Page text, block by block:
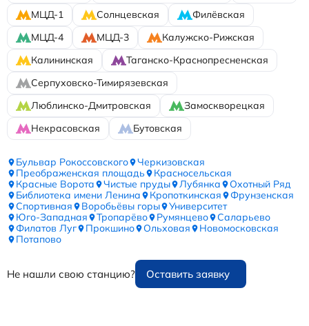
МЦД-1
Солнцевская
Филёвская
МЦД-4
МЦД-3
Калужско-Рижская
Калининская
Таганско-Краснопресненская
Серпуховско-Тимирязевская
Люблинско-Дмитровская
Замоскворецкая
Некрасовская
Бутовская
Бульвар Рокоссовского
Черкизовская
Преображенская площадь
Красносельская
Красные Ворота
Чистые пруды Лубянка
Охотный Ряд
Библиотека имени Ленина
Кропоткинская
Фрунзенская
Спортивная
Воробьёвы горы
Университет
Юго-Западная
Тропарёво Румянцево
Саларьево
Филатов Луг
Прокшино Ольховая
Новомосковская
Потапово
Не нашли свою станцию? Оставить заявку